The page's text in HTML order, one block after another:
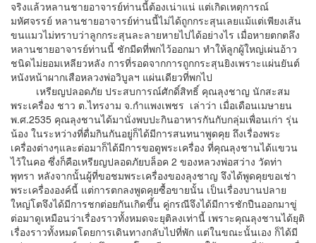
จริงแล้วหลานชายอาจารย์ท่านนี้ต้องเน่าแน่ แต่เกิดเหตุการณ์
มหัศจรรย์ หลานชายอาจารย์ท่านนี้ไม่ได้ถูกกระสุนเลยแม้แต่เพียงเส้น
ขนแมวไม่ทราบว่าลูกกระสุนละลายหายไปได้อย่างไร เมื่อหายตกตลึง
หลานชายอาจารย์ท่านนี้ ชักมีดที่พกไว้ออกมา ทำให้ลูกผู้ใหญ่เผ่นอ้าว
ชนิดไม่ยอมเหลียวหลัง การที่รอดจากการถูกกระสุนยิงเพราะแผ่นยันต์
หนังหน้าผากเสือหลวงพ่อวิบูลฯ แผ่นเดียวที่พกไป
เหรียญปลอดภัย ประสบการณ์ศักดิ์สิทธิ์ คุณลุงชาญ นักสะสม
พระเครื่อง ชาว ต.ไทรงาม จ.กำแพงเพชร เล่าว่า เมื่อเดือนเมษายน
พ.ศ.2535 คุณลุงชานได้มานั่งพบปะกินอาหารกันกับกลุ่มเพื่อนเก่า รุ่น
น้อง ในระหว่างที่ดื่มกินกันอยู่ก็ได้มีการสนทนาพูดคุย ถึงเรื่องพระ
เครื่องต่างๆและต่อมาก็ได้มีการขอดูพระเครื่อง ที่คุณลุงชานได้แขวน
ไว้ในคอ ซึ่งก็คือเหรียญปลอดภัยบล็อค 2 ของหลวงพ่อสว่าง วัดท่า
พุทรา หลังจากนั้นผู้ที่ขอชมพระเครื่องของลุงชาญ จึงได้พูดคุยขอเช่า
พระเครื่ององค์นี้ แต่การตกลงพูดคุยซื้อขายนั้น เป็นเรื่องบานปลาย
ใหญ่โตจึงได้มีการชกต่อยกันเกิดขึ้น คู่กรณีจึงได้มีการชักปืนออกมาขู่
ต่อมาดูเหมือนว่าเรื่องราวทั้งหมดจะยุติลงเท่านี้ เพราะคุณลุงชานได้ยุติ
เรื่องราวทั้งหมดโดยการเดินทางกลับไปที่พัก แต่ในขณะนั้นเอง ก็ได้มี